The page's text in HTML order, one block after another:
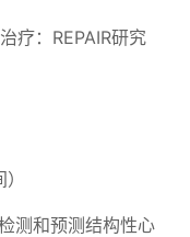
疗：REPAIR研究
测和预测结构性心